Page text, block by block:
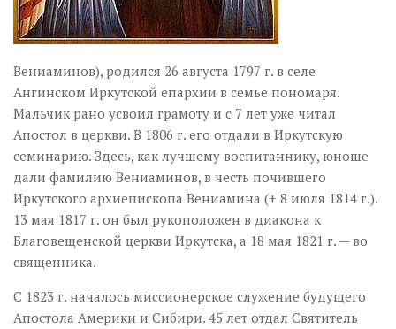
Вениаминов), родился 26 августа 1797 г. в селе
Ангинском Иркутской епархии в семье пономаря.
Мальчик рано усвоил грамоту и с 7 лет уже читал
Апостол в церкви. В 1806 г. его отдали в Иркутскую
семинарию. Здесь, как лучшему воспитаннику, юноше
дали фамилию Вениаминов, в честь почившего
Иркутского архиепископа Вениамина (+ 8 июля 1814 г.).
13 мая 1817 г. он был рукоположен в диакона к
Благовещенской церкви Иркутска, а 18 мая 1821 г. — во
священника.
С 1823 г. началось миссионерское служение будущего
Апостола Америки и Сибири. 45 лет отдал Святитель